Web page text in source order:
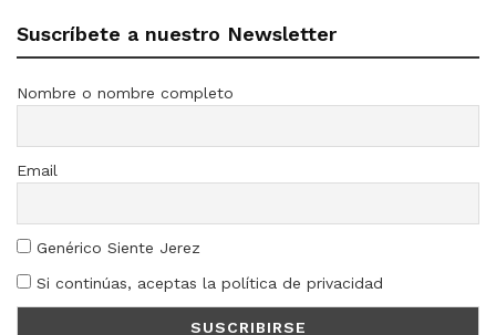
Suscríbete a nuestro Newsletter
Nombre o nombre completo
Email
Genérico Siente Jerez
Si continúas, aceptas la política de privacidad